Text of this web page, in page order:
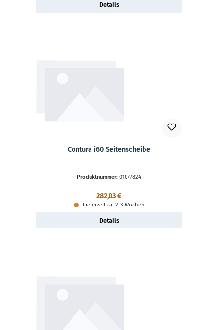
Details
Contura i60 Seitenscheibe
Produktnummer: 01077824
Regulärer Preis:
282,03 €
Lieferzeit ca. 2-3 Wochen
Details